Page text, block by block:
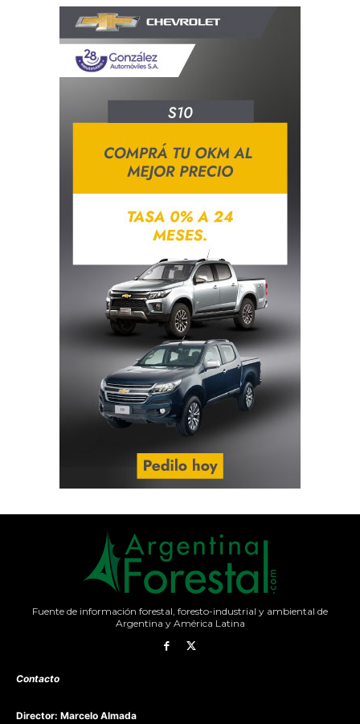
Fuente de información forestal, foresto-industrial y ambiental de
Argentina y América Latina
Contacto
Director: Marcelo Almada